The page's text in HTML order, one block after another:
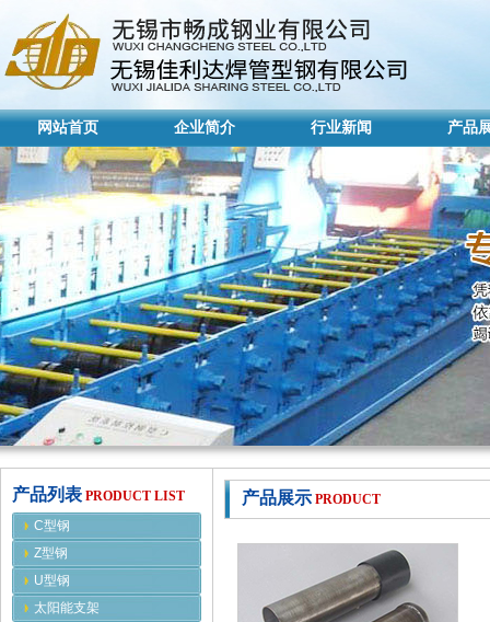
网站首页
网站首页
企业简介
企业简介
行业新闻
行业新闻
产品
产品
产品列表 PRODUCT LIST
C型钢
Z型钢
U型钢
太阳能支架
产品展示 PRODUCT